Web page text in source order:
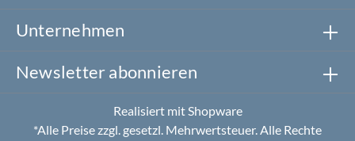
Unternehmen
Newsletter abonnieren
Realisiert mit Shopware
*Alle Preise zzgl. gesetzl. Mehrwertsteuer. Alle Rechte